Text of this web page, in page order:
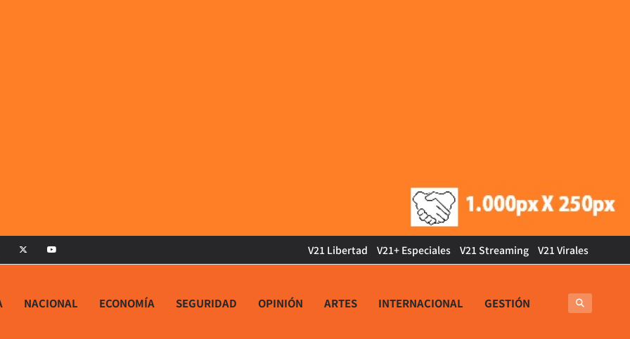
V21 Libertad V21+ Especiales V21 Streaming V21 Virales
NACIONAL ECONOMÍA SEGURIDAD OPINIÓN ARTES INTERNACIONAL GESTIÓN